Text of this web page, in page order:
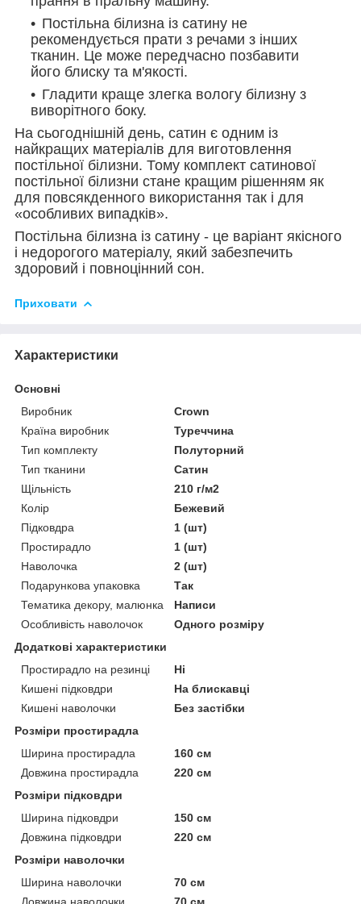
Постільна білизна із сатину не
рекомендується прати з речами з інших
тканин. Це може передчасно позбавити
його блиску та м'якості.
Гладити краще злегка вологу білизну з
виворітного боку.
На сьогоднішній день, сатин є одним із
найкращих матеріалів для виготовлення
постільної білизни. Тому комплект сатинової
постільної білизни стане кращим рішенням як
для повсякденного використання так і для
«особливих випадків».
Постільна білизна із сатину - це варіант якісного
і недорогого матеріалу, який забезпечить
здоровий і повноцінний сон.
Приховати
Характеристики
Основні
Виробник
Crown
Країна виробник
Туреччина
Тип комплекту
Полуторний
Тип тканини
Сатин
Щільність
210 г/м2
Колір
Бежевий
Підковдра
1 (шт)
Простирадло
1 (шт)
Наволочка
2 (шт)
Подарункова упаковка
Так
Тематика декору, малюнка
Написи
Особливість наволочок
Одного розміру
Додаткові характеристики
Простирадло на резинці
Ні
Кишені підковдри
На блискавці
Кишені наволочки
Без застібки
Розміри простирадла
Ширина простирадла
160 см
Довжина простирадла
220 см
Розміри підковдри
Ширина підковдри
150 см
Довжина підковдри
220 см
Розміри наволочки
Ширина наволочки
70 см
Довжина наволочки
70 см